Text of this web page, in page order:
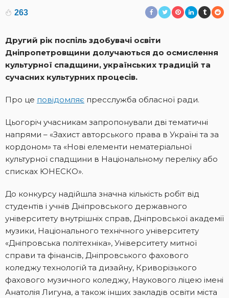
263
Другий рік поспіль здобувачі освіти
Дніпропетровщини долучаються до осмислення
культурної спадщини, українських традицій та
сучасних культурних процесів.
Про це повідомляє пресслужба обласної ради.
Цьогоріч учасникам запропонували дві тематичні
напрями – «Захист авторського права в Україні та за
кордоном» та «Нові елементи нематеріальної
культурної спадщини в Національному переліку або
списках ЮНЕСКО».
До конкурсу надійшла значна кількість робіт від
студентів і учнів Дніпровського державного
університету внутрішніх справ, Дніпровської академії
музики, Національного технічного університету
«Дніпровська політехніка», Університету митної
справи та фінансів, Дніпровського фахового
коледжу технологій та дизайну, Криворізького
фахового музичного коледжу, Наукового ліцею імені
Анатолія Лигуна, а також інших закладів освіти міста